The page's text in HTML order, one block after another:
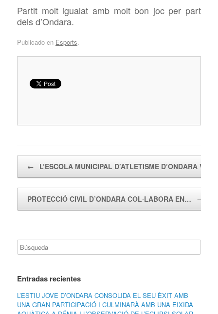
Partit molt igualat amb molt bon joc per part
dels d’Ondara.
Publicado en Esports.
← L’ESCOLA MUNICIPAL D’ATLETISME D’ONDARA VA…
PROTECCIÓ CIVIL D’ONDARA COL·LABORA EN… →
Entradas recientes
L’ESTIU JOVE D’ONDARA CONSOLIDA EL SEU ÈXIT AMB
UNA GRAN PARTICIPACIÓ I CULMINARÀ AMB UNA EIXIDA